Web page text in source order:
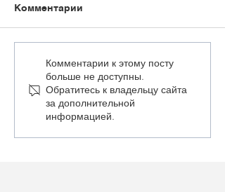
«При нынешнем
уровне бесправия
работников термин
«крепостные» не
выглядит
существенным
Комментарии
Комментарии к этому посту
больше не доступны.
Обратитесь к владельцу сайта
за дополнительной
информацией.